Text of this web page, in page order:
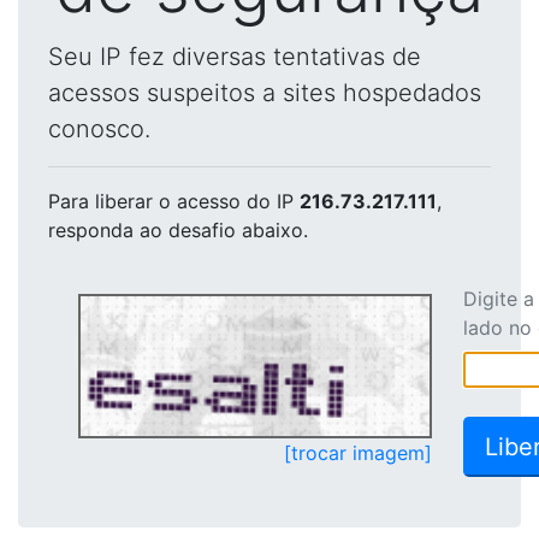
Seu IP fez diversas tentativas de
acessos suspeitos a sites hospedados
conosco.
Para liberar o acesso do IP 216.73.217.111,
responda ao desafio abaixo.
[trocar imagem]
Digite
lado no